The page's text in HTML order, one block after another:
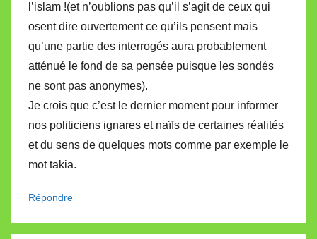
l’islam !(et n’oublions pas qu’il s’agit de ceux qui
osent dire ouvertement ce qu’ils pensent mais
qu’une partie des interrogés aura probablement
atténué le fond de sa pensée puisque les sondés
ne sont pas anonymes).
Je crois que c’est le dernier moment pour informer
nos politiciens ignares et naïfs de certaines réalités
et du sens de quelques mots comme par exemple le
mot takia.
Répondre